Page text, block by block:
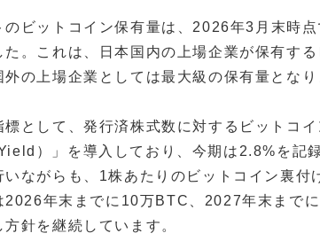
のビットコイン保有量は、2026年3月末時
た。これは、日本国内の上場企業が保有す
の上場企業としては最大級の保有量となり
標として、発行済株式数に対するビットコ
）」を導入しており、今期は2.8%を記
いながらも、1株あたりのビットコイン裏付
2026年末までに10万BTC、2027年末まで
針を継続しています。